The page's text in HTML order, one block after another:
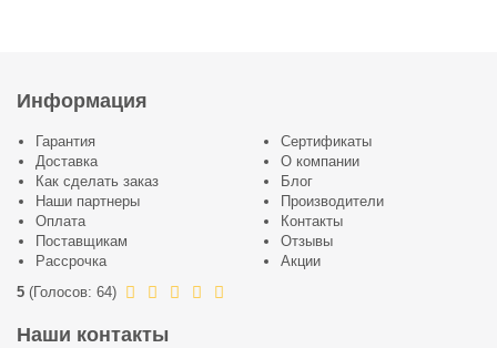
Информация
Гарантия
Доставка
Как сделать заказ
Наши партнеры
Оплата
Поставщикам
Рассрочка
Сертификаты
О компании
Блог
Производители
Контакты
Отзывы
Акции
5 (Голосов: 64)
Наши контакты